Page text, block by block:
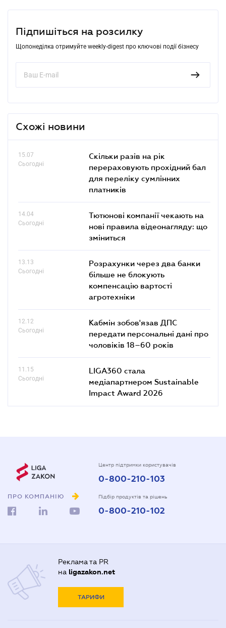
Підпишіться на розсилку
Щопонеділка отримуйте weekly-digest про ключові події бізнесу
Схожі новини
15.07
Сьогодні
Скільки разів на рік
перераховують прохідний бал
для переліку сумлінних
платників
14.04
Сьогодні
Тютюнові компанії чекають на
нові правила відеонагляду: що
зміниться
13.13
Сьогодні
Розрахунки через два банки
більше не блокують
компенсацію вартості
агротехніки
12.12
Сьогодні
Кабмін зобов'язав ДПС
передати персональні дані про
чоловіків 18–60 років
11.15
Сьогодні
LIGA360 стала
медіапартнером Sustainable
Impact Award 2026
ПРО КОМПАНІЮ
Центр підтримки користувачів
0-800-210-103
Підбір продуктів та рішень
0-800-210-102
Реклама та PR
на ligazakon.net
ТАРИФИ